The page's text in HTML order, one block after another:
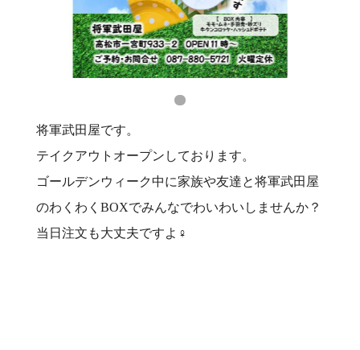
将軍武田屋です。
テイクアウトオープンしております。
ゴールデンウィーク中に家族や友達と将軍武田屋
のわくわくBOXでみんなでわいわいしませんか？
当日注文も大丈夫ですよ‍♀️